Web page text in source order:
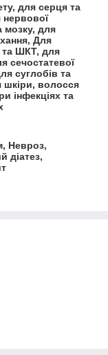
для серця та
нервової
мозку, для
Для
та ШКТ, для
сечостатевої
суглобів та
шкіри, волосся
інфекціях та
Невроз,
діатез,